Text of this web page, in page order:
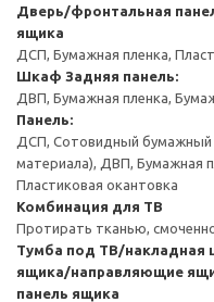
Дверь/фронтальная
ящика
ДСП, Бумажная пленка,
Шкаф Задняя панель:
ДВП, Бумажная пленка,
Панель:
ДСП, Сотовидный бумажный
материала), ДВП, Бумажная
Пластиковая окантовка
Комбинация для ТВ
Протирать тканью,
Тумба под ТВ/накладная
ящика/направляющие
панель ящика